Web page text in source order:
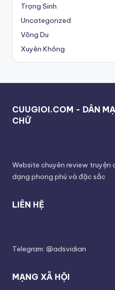
Trọng Sinh
Uncategorized
Võng Du
Xuyên Không
CUUGIOI.COM - DÂN
CHỮ
Website chuyên review truyện
dạng phong phú và đặc sắc
LIÊN HỆ
Telegram: @adsvidian
MẠNG XÃ HỘI